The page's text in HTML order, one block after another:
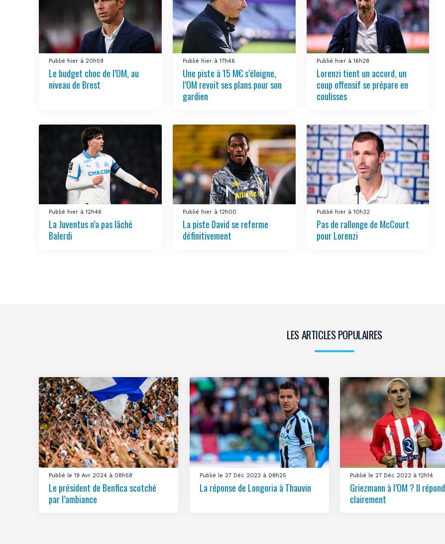
Publié hier à 20h59
Le budget choc de l’OM, au
niveau de Brest
Publié hier à 17h46
Une piste à 15 M€ s’éloigne,
l’OM revoit ses plans pour son
gardien
Publié hier à 16h28
Lorenzi tient un accord, un
coup offensif se prépare en
coulisses
Publié hier à 12h46
La Juventus n’a pas lâché
Balerdi
Publié hier à 12h00
La piste David se referme
définitivement
Publié hier à 10h32
Pas de rallonge de McCourt
pour Lorenzi
LES ARTICLES POPULAIRES
Publié le 19 Avr 2024 à 08h58
Le président de Benfica scotché
par l’ambiance
Publié le 27 Déc 2023 à 08h25
La réponse de Longoria à Thauvin
Publié le 27 Déc 2023 à 12h14
Griezmann à l’OM ? Il répond
clairement